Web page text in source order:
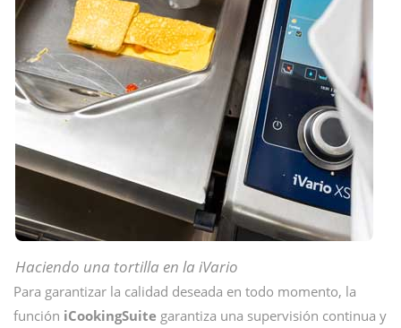
Haciendo una tortilla en la iVario
Para garantizar la calidad deseada en todo momento, la
función iCookingSuite garantiza una supervisión continua y